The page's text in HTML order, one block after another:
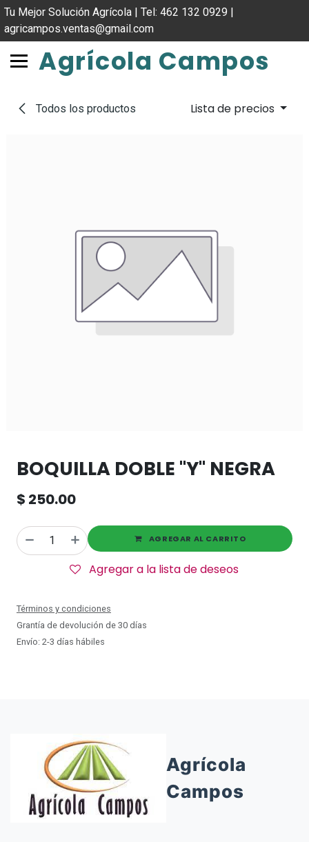
Tu Mejor Solución Agrícola | Tel: 462 132 0929 |
agricampos.ventas@gmail.com
Agrícola Campos
Todos los productos Lista de precios
BOQUILLA DOBLE "Y" NEGRA
$ 250.00
AGREGAR AL CARRITO
Agregar a la lista de deseos
Términos y condiciones
Grantía de devolución de 30 días
Envío: 2-3 días hábiles
Agrícola
Campos